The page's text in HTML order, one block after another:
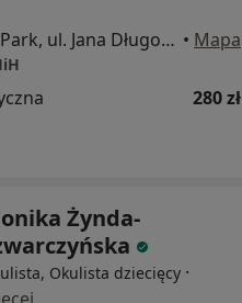
Długosza Business Park, ul. Jana Długosza 48 budynek D, Wrocław • Mapa
280 zł
Żynda-
Okulista dziecięcy ·